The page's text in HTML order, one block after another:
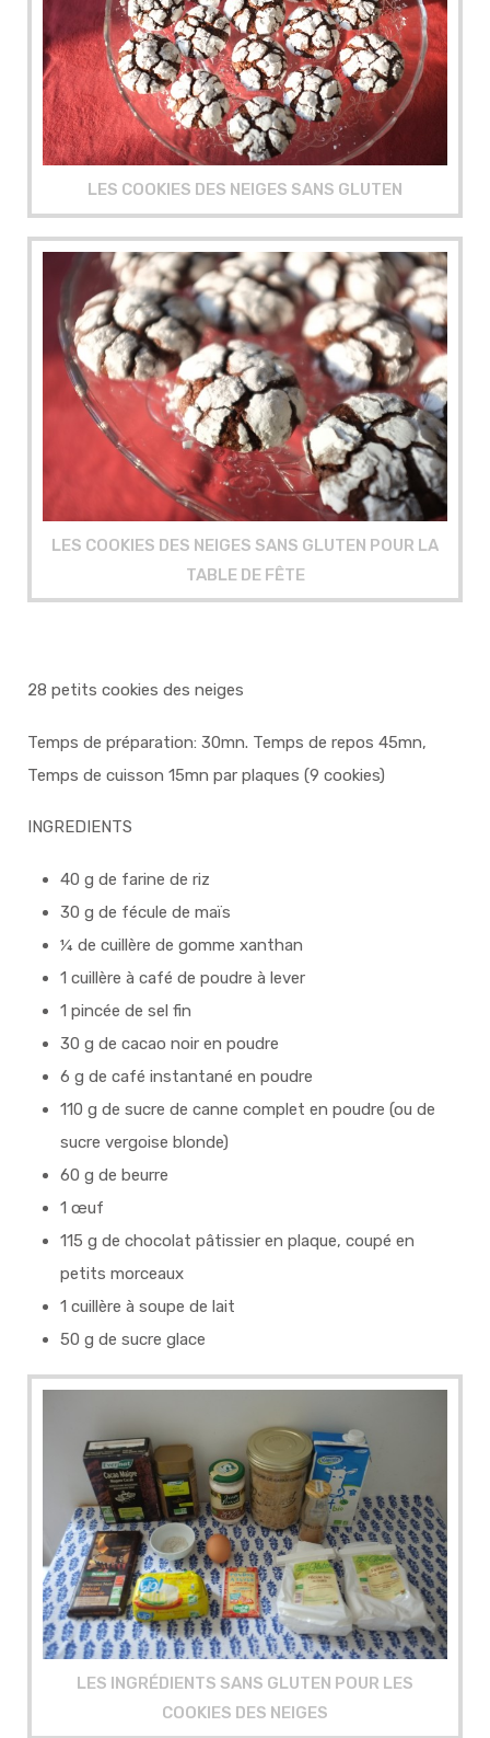
LES COOKIES DES NEIGES SANS GLUTEN
LES COOKIES DES NEIGES SANS GLUTEN POUR LA
TABLE DE FÊTE
28 petits cookies des neiges
Temps de préparation: 30mn. Temps de repos 45mn,
Temps de cuisson 15mn par plaques (9 cookies)
INGREDIENTS
40 g de farine de riz
30 g de fécule de maïs
¼ de cuillère de gomme xanthan
1 cuillère à café de poudre à lever
1 pincée de sel fin
30 g de cacao noir en poudre
6 g de café instantané en poudre
110 g de sucre de canne complet en poudre (ou de
sucre vergoise blonde)
60 g de beurre
1 œuf
115 g de chocolat pâtissier en plaque, coupé en
petits morceaux
1 cuillère à soupe de lait
50 g de sucre glace
LES INGRÉDIENTS SANS GLUTEN POUR LES
COOKIES DES NEIGES